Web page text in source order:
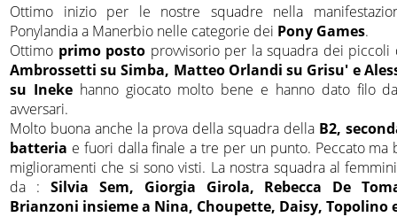
Ottimo inizio per le nostre squadre nella
Ponylandia a Manerbio nelle categorie dei Pony Games.
Ottimo primo posto provvisorio per la squadra dei piccoli
Ambrossetti su Simba, Matteo Orlandi su Grisu' e
su Inekehanno giocato molto bene e hanno dato filo
avversari.
Molto buona anche la prova della squadra della B2,
batteria e fuori dalla finale a tre per un punto. Peccato ma
miglioramenti che si sono visti. La nostra squadra al
da : Silvia Sem, Giorgia Girola, Rebecca De
Brianzoni insieme a Nina, Choupette, Daisy, Topolino